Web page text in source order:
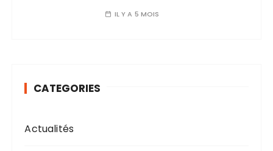
IL Y A 5 MOIS
CATEGORIES
Actualités